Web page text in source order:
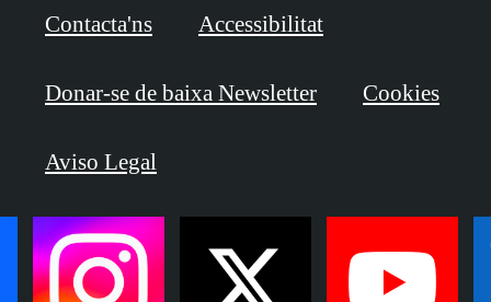
Contacta'ns Accessibilitat
Donar-se de baixa Newsletter Cookies
Aviso Legal